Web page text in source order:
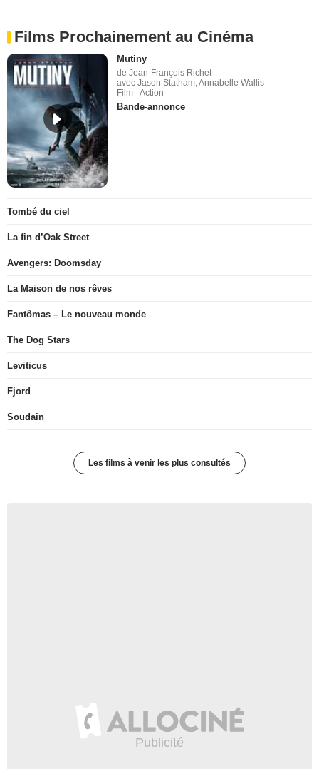
Films Prochainement au Cinéma
Mutiny
de Jean-François Richet
avec Jason Statham, Annabelle Wallis
Film - Action
Bande-annonce
Tombé du ciel
La fin d’Oak Street
Avengers: Doomsday
La Maison de nos rêves
Fantômas – Le nouveau monde
The Dog Stars
Leviticus
Fjord
Soudain
Les films à venir les plus consultés